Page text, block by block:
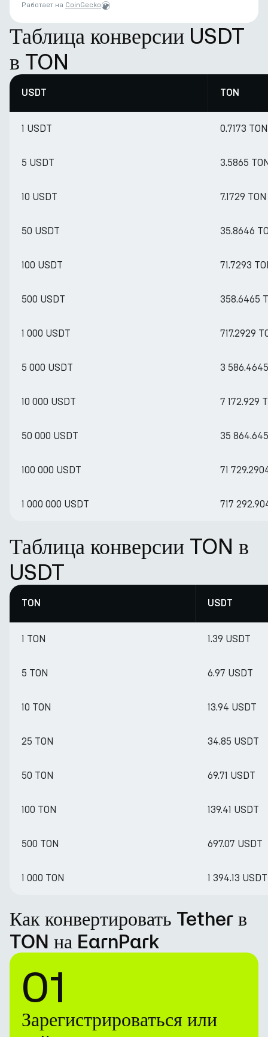
Работает на CoinGecko
Таблица конверсии USDT
в TON
USDT TON
1 USDT 0.7173 TON
5 USDT 3.5865
10 USDT 7.1729 TON
50 USDT 35.8646
100 USDT 71.7293
500 USDT 358.6465
1 000 USDT 717.2929
5 000 USDT 3
10 000 USDT 7 172.929
50 000 USDT 35
100 000 USDT 71
1 000 000 USDT 717
Таблица конверсии TON в
USDT
TON USDT
1 TON 1.39 USDT
5 TON 6.97 USDT
10 TON 13.94 USDT
25 TON 34.85 USDT
50 TON 69.71 USDT
100 TON 139.41 USDT
500 TON 697.07 USDT
1 000 TON 1 394.13 USDT
Как конвертировать Tether в
TON на EarnPark
01
Зарегистрироваться или